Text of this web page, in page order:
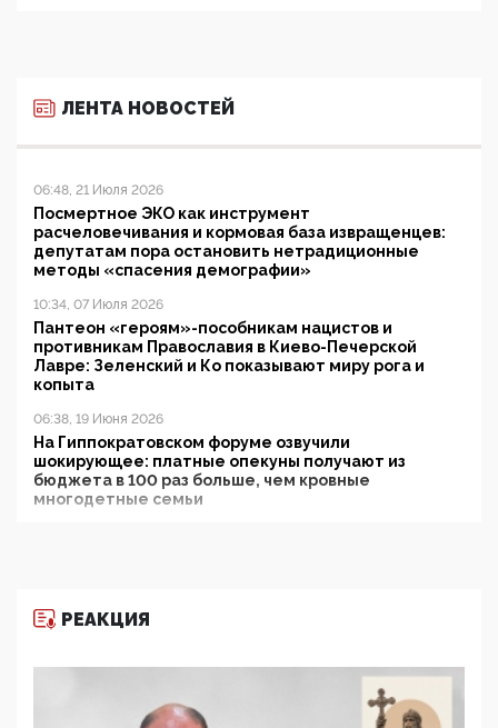
ЛЕНТА НОВОСТЕЙ
06:48, 21 Июля 2026
Посмертное ЭКО как инструмент
расчеловечивания и кормовая база извращенцев:
депутатам пора остановить нетрадиционные
методы «спасения демографии»
10:34, 07 Июля 2026
Пантеон «героям»-пособникам нацистов и
противникам Православия в Киево-Печерской
Лавре: Зеленский и Ко показывают миру рога и
копыта
06:38, 19 Июня 2026
На Гиппократовском форуме озвучили
шокирующее: платные опекуны получают из
бюджета в 100 раз больше, чем кровные
многодетные семьи
11:53, 09 Июня 2026
деятельность ИИТО ЮНЕСКО в России, но
цифроглобалисты продолжают определять
повестку в образовании
РЕАКЦИЯ